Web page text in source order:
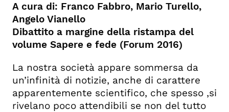
A cura di: Franco Fabbro, Mario Turello,
Angelo Vianello
Dibattito a margine della ristampa del
volume Sapere e fede (Forum 2016)
La nostra società appare sommersa da
un’infinità di notizie, anche di carattere
apparentemente scientifico, che spesso ,si
rivelano poco attendibili se non del tutto